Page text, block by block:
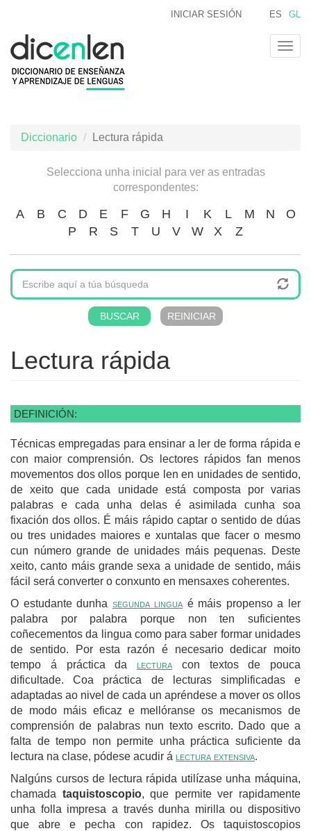
contido
principal
ES GL
INICIAR SESIÓN
Diccionario Lectura rápida
Selecciona unha inicial para ver as entradas
correspondentes:
A B C D E F G H I K L M N
O
P
R S T U V W X Z
Lectura rápida
DEFINICIÓN:
Técnicas empregadas para ensinar a ler de forma rápida e
con maior comprensión. Os lectores rápidos fan menos
movementos dos ollos porque len en unidades de sentido,
de xeito que cada unidade está composta por varias
palabras e cada unha delas é asimilada cunha soa
fixación dos ollos. É máis rápido captar o sentido de dúas
ou tres unidades maiores e xuntalas que facer o mesmo
cun número grande de unidades máis pequenas. Deste
xeito, canto máis grande sexa a unidade de sentido, máis
fácil será converter o conxunto en mensaxes coherentes.
O estudante dunha segunda lingua é máis propenso a ler
palabra por palabra porque non ten suficientes
coñecementos da lingua como para saber formar unidades
de sentido. Por esta razón é necesario dedicar moito
tempo á práctica da lectura con textos de pouca
dificultade. Coa práctica de lecturas simplificadas e
adaptadas ao nivel de cada un apréndese a mover os ollos
de modo máis eficaz e mellóranse os mecanismos de
comprensión de palabras nun texto escrito. Dado que a
falta de tempo non permite unha práctica suficiente da
lectura na clase, pódese acudir á lectura extensiva.
Nalgúns cursos de lectura rápida utilízase unha máquina,
chamada taquistoscopio, que permite ver rapidamente
unha folla impresa a través dunha mirilla ou dispositivo
que abre e pecha con rapidez. Os taquistoscopios